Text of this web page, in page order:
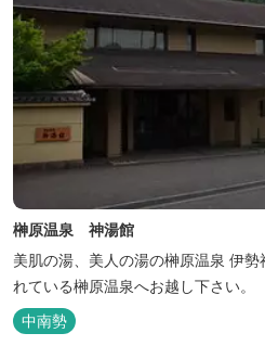
榊原温泉 神湯館
美肌の湯、美人の湯の榊原温泉 伊
れている榊原温泉へお越し下さい。
中南勢